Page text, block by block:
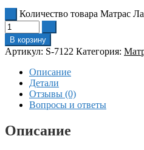
Количество товара Матрас
В корзину
Артикул: S-7122 Категория:
Описание
Детали
Отзывы (0)
Вопросы и ответы
Описание